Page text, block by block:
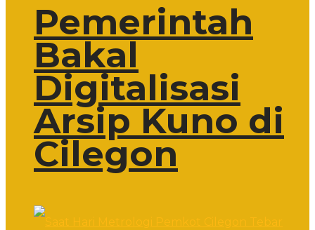
Pemerintah
Bakal
Digitalisasi
Arsip Kuno di
Cilegon